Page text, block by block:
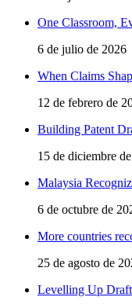
One Classroom,
6 de julio de 2026
When Claims
12 de febrero de
Building Patent
15 de diciembre
Malaysia
6 de octubre de
More countries
25 de agosto de
Levelling Up